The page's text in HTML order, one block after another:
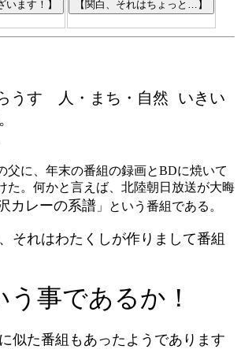
うす 人・まち・自然 いきい
に、年末の番組の録画とBDに焼いて
た。何かと言えば、北陸朝日放送が大晦
カレーの系譜 」という番組である。
それはわたくしが作りまして番組
う事であるか！
似た番組もあったようであります